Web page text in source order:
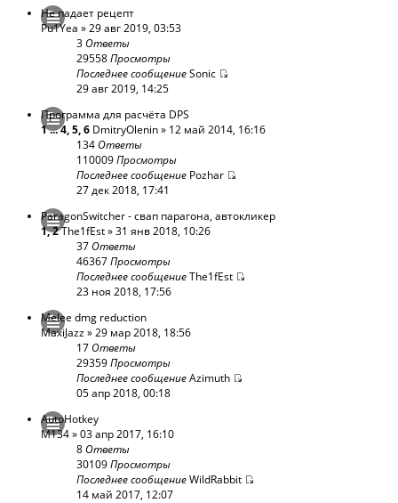
Не падает рецепт
Pu1Yea » 29 авг 2019, 03:53
3Ответы
29558Просмотры
Последнее сообщениеSonic
29 авг 2019, 14:25
Программа для расчёта DPS
1...4,5,6 DmitryOlenin» 12 май 2014, 16:16
134Ответы
110009Просмотры
Последнее сообщение Pozhar
27 дек 2018, 17:41
ParagonSwitcher - cвап парагона, автокликер
1,2The1fEst» 31 янв 2018, 10:26
37Ответы
46367Просмотры
Последнее сообщениеThe1fEst
23 ноя 2018, 17:56
Melee dmg reduction
MaxiJazz» 29 мар 2018, 18:56
17Ответы
29359Просмотры
Последнее сообщениеAzimuth
05 апр 2018, 00:18
AutoHotkey
M134» 03 апр 2017, 16:10
8Ответы
30109Просмотры
Последнее сообщениеWildRabbit
14 май 2017, 12:07